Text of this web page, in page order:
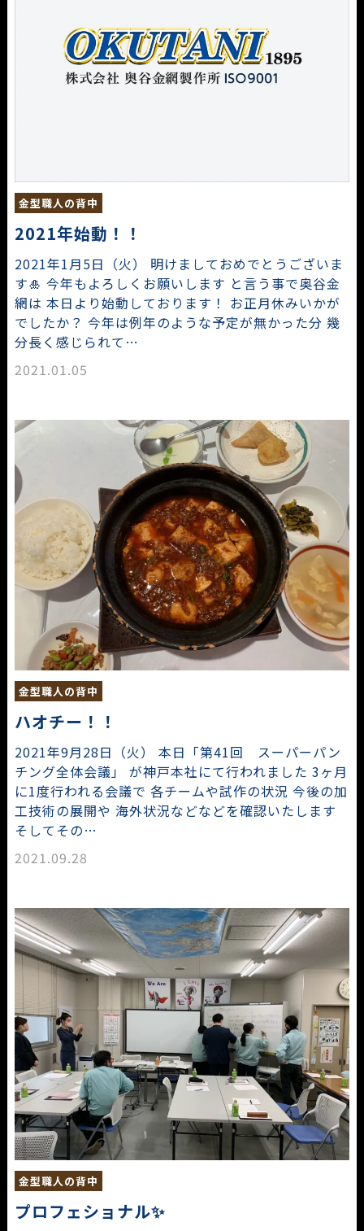
金型職人の背中
2021年始動！！
2021年1月5日（火） 明けましておめでとうございま
す🎍 今年もよろしくお願いします と言う事で奥谷金
網は 本日より始動しております！ お正月休みいかが
でしたか？ 今年は例年のような予定が無かった分 幾
分長く感じられて…
2021.01.05
金型職人の背中
ハオチー！！
2021年9月28日（火） 本日「第41回 スーパーパン
チング全体会議」 が神戸本社にて行われました 3ヶ月
に1度行われる会議で 各チームや試作の状況 今後の加
工技術の展開や 海外状況などなどを確認いたします
そしてその…
2021.09.28
金型職人の背中
プロフェショナル✨